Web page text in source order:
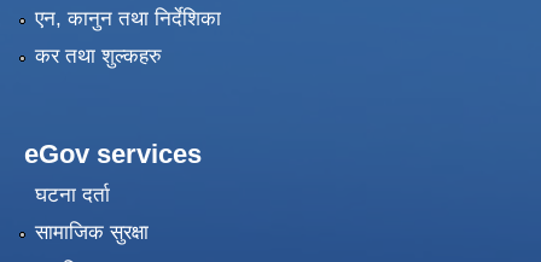
एन, कानुन तथा निर्देशिका
कर तथा शुल्कहरु
eGov services
घटना दर्ता
सामाजिक सुरक्षा